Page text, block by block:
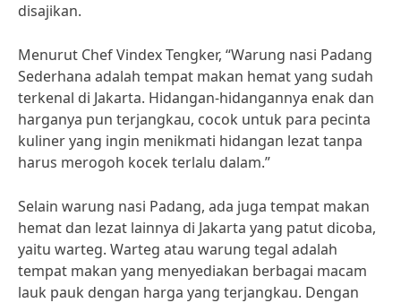
disajikan.
Menurut Chef Vindex Tengker, “Warung nasi Padang
Sederhana adalah tempat makan hemat yang sudah
terkenal di Jakarta. Hidangan-hidangannya enak dan
harganya pun terjangkau, cocok untuk para pecinta
kuliner yang ingin menikmati hidangan lezat tanpa
harus merogoh kocek terlalu dalam.”
Selain warung nasi Padang, ada juga tempat makan
hemat dan lezat lainnya di Jakarta yang patut dicoba,
yaitu warteg. Warteg atau warung tegal adalah
tempat makan yang menyediakan berbagai macam
lauk pauk dengan harga yang terjangkau. Dengan